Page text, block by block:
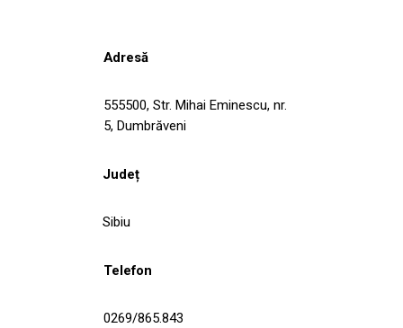
Adresă
555500, Str. Mihai Eminescu, nr.
5, Dumbrăveni
Județ
Sibiu
Telefon
0269/865.843